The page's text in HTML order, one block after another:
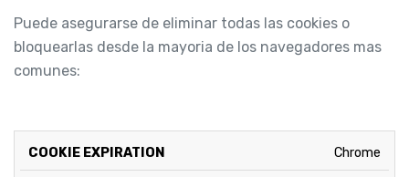
Puede asegurarse de eliminar todas las cookies o
bloquearlas desde la mayoria de los navegadores mas
comunes:
NAVEGADOR ENLACE Chrome